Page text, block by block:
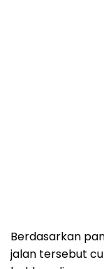
Berdasarkan
jalan tersebut